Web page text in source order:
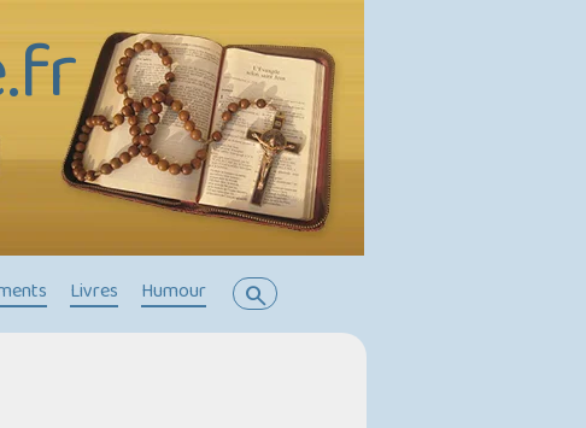
Livres Humour search